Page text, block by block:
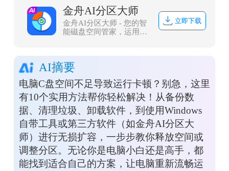
金舟AI分区大师
金舟AI分区大师 - 您的智
能磁盘空间管家，运用先
理解决方案，彻底告别空
间不足的困扰！
立即下载
AI摘要
电脑C盘空间不足导致运行卡顿？别急，这里
有10个实用方法帮你轻松解决！从备份数
据、清理垃圾、卸载软件，到使用Windows
自带工具或第三方软件（如金舟AI分区大
师）进行无损扩容，一步步教你释放空间或
调整分区。无论你是电脑小白还是高手，都
能找到适合自己的方案，让电脑重新流畅运